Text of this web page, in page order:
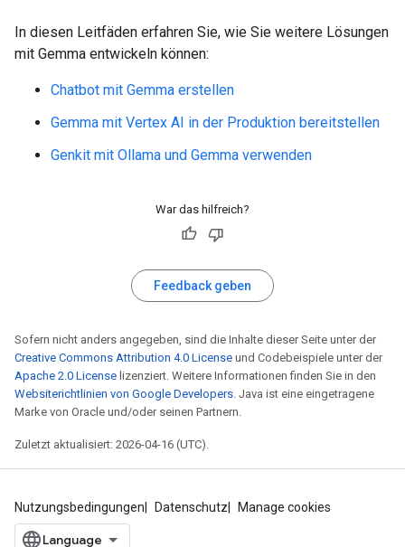
In diesen Leitfäden erfahren Sie, wie Sie weitere Lösungen
mit Gemma entwickeln können:
Chatbot mit Gemma erstellen
Gemma mit Vertex AI in der Produktion bereitstellen
Genkit mit Ollama und Gemma verwenden
War das hilfreich?
Feedback geben
Sofern nicht anders angegeben, sind die Inhalte dieser Seite unter der
Creative Commons Attribution 4.0 License und Codebeispiele unter der
Apache 2.0 License lizenziert. Weitere Informationen finden Sie in den
Websiterichtlinien von Google Developers. Java ist eine eingetragene
Marke von Oracle und/oder seinen Partnern.
Zuletzt aktualisiert: 2026-04-16 (UTC).
Nutzungsbedingungen Datenschutz Manage cookies